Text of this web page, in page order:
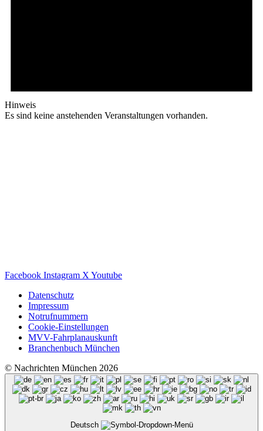
Hinweis
Es sind keine anstehenden Veranstaltungen vorhanden.
Facebook Instagram X Youtube
Datenschutz
Impressum
Notrufnummern
Cookie-Einstellungen
MVV-Fahrplanauskunft
Branchenbuch München
© Nachrichten München 2026
Deutsch